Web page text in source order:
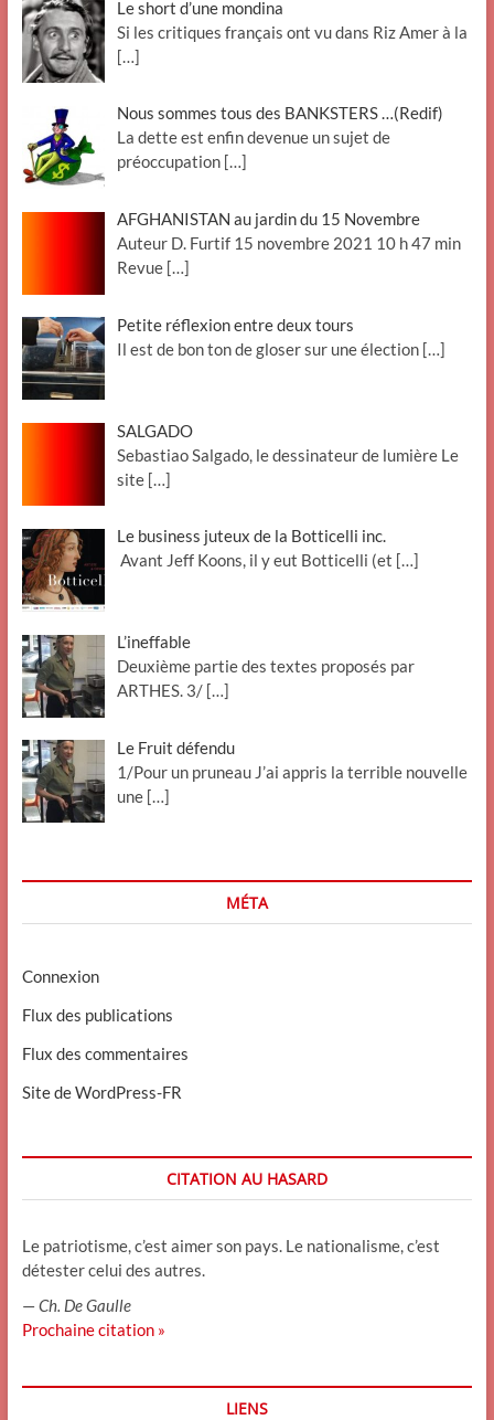
Le short d’une mondina
Si les critiques français ont vu dans Riz Amer à la
[…]
Nous sommes tous des BANKSTERS …(Redif)
La dette est enfin devenue un sujet de
préoccupation […]
AFGHANISTAN au jardin du 15 Novembre
Auteur D. Furtif 15 novembre 2021 10 h 47 min
Revue […]
Petite réflexion entre deux tours
Il est de bon ton de gloser sur une élection […]
SALGADO
Sebastiao Salgado, le dessinateur de lumière Le
site […]
Le business juteux de la Botticelli inc.
Avant Jeff Koons, il y eut Botticelli (et […]
L’ineffable
Deuxième partie des textes proposés par
ARTHES. 3/ […]
Le Fruit défendu
1/Pour un pruneau J’ai appris la terrible nouvelle
une […]
MÉTA
Connexion
Flux des publications
Flux des commentaires
Site de WordPress-FR
CITATION AU HASARD
Le patriotisme, c’est aimer son pays. Le nationalisme, c’est
détester celui des autres.
—Ch. De Gaulle
Prochaine citation »
LIENS